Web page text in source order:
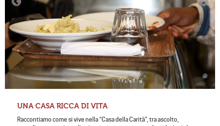
UNA CASA RICCA DI VITA
Raccontiamo come si vive nella “Casa della Carità”, tra ascolto,